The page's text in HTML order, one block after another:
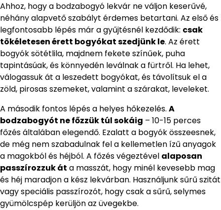
Ahhoz, hogy a bodzabogyó lekvár ne váljon keserűvé,
néhány alapvető szabályt érdemes betartani. Az első és
legfontosabb lépés már a gyűjtésnél kezdődik: csak
tökéletesen érett bogyókat szedjünk le. Az érett
bogyók sötétlila, majdnem fekete színűek, puha
tapintásúak, és könnyedén leválnak a fürtről. Ha lehet,
válogassuk át a leszedett bogyókat, és távolítsuk el a
zöld, pirosas szemeket, valamint a szárakat, leveleket.
A második fontos lépés a helyes hőkezelés. A
bodzabogyót ne főzzük túl sokáig – 10-15 perces
főzés általában elegendő. Ezalatt a bogyók összeesnek,
de még nem szabadulnak fel a kellemetlen ízű anyagok
a magokból és héjból. A főzés végeztével alaposan
passzírozzuk át a masszát, hogy minél kevesebb mag
és héj maradjon a kész lekvárban. Használjunk sűrű szitát
vagy speciális passzírozót, hogy csak a sűrű, selymes
gyümölcspép kerüljön az üvegekbe.